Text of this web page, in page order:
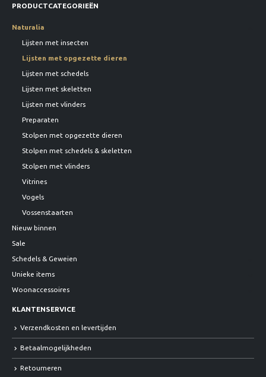
PRODUCTCATEGORIEËN
Naturalia
Lijsten met insecten
Lijsten met opgezette dieren
Lijsten met schedels
Lijsten met skeletten
Lijsten met vlinders
Preparaten
Stolpen met opgezette dieren
Stolpen met schedels & skeletten
Stolpen met vlinders
Vitrines
Vogels
Vossenstaarten
Nieuw binnen
Sale
Schedels & Geweien
Unieke items
Woonaccessoires
KLANTENSERVICE
Verzendkosten en levertijden
Betaalmogelijkheden
Retourneren